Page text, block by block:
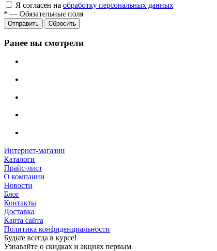
Я согласен на обработку персональных данных
* — Обязательные поля
Сбросить
Ранее вы смотрели
Интернет-магазин
Каталоги
Прайс-лист
О компании
Новости
Блог
Контакты
Доставка
Карта сайта
Политика конфиденциальности
Будьте всегда в курсе!
Узнавайте о скидках и акциях первым